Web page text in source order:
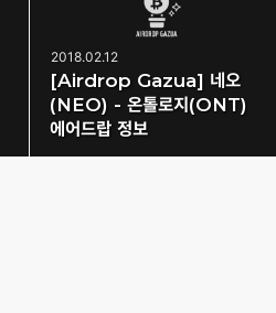
2018.02.12
[Airdrop Gazua] 네오
(NEO) - 온톨로지(ONT)
에어드랍 정보